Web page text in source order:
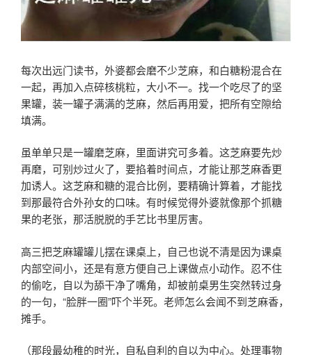
每次出远门读书，外婆都会磨不少芝麻，和白糖粉混合在
一起，再加入点碎核桃粒，大小不一。找一个吃尽了的坚
果罐，装一罐子满满的芝麻，然后再用爱，把所有空隙给
填满。
虽单单只是一罐磨芝麻，里面讲究可多着。这芝麻要先炒
再磨，可别炒过火了，要掐着时间点，才能让那芝麻香更
加诱人。这芝麻和糖的混合比例，要精确计算着，才能找
到那最符合外孙女的口味。有时候觉得外婆就像那个抓糖
果的老张，那活脱脱的手艺比书里厉害。
高三把芝麻罐罐儿摆在课桌上，自己也说不清是因为课桌
内部空间小，还是有意方便自己上课做点小动作。忍不住
的偷吃，自以为舔干净了嘴角，却被前桌男生突然转过身
的一句，“脸胖一圈”吓个半死。老师怎么会闻不到芝麻香，
摊手。
（那段最幼稚的时光，自私自利的自以为中心。处理事物